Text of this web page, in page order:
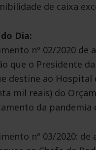
de caixa
Dia:
nº 02/2020 de
que o Presidente
destine ao Hospital
mil reais) do
da pandemia
nº 03/2020: